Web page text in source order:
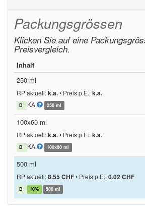
Packungsgrössen
Klicken Sie auf eine
Preisvergleich.
Inhalt
250 ml
RP aktuell:k.a.• Preis p.E.:k.a.
D KA 250 ml
100x60 ml
RP aktuell:k.a.• Preis p.E.:k.a.
D KA 100x60 ml
500 ml
RP aktuell:8.55 CHF• Preis p.E.:0.02 CHF
D 10% 500 ml